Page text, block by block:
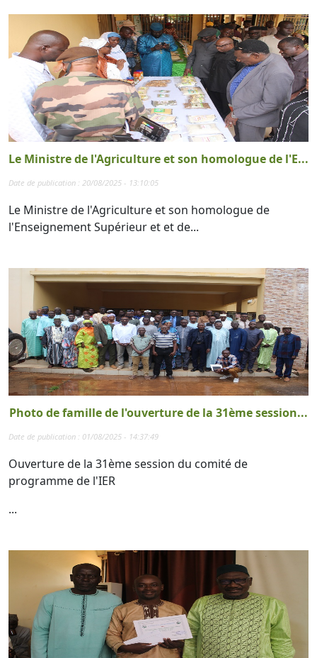
Le Ministre de l'Agriculture et son homologue de l'E...
Date de publication : 20/08/2025 - 13:10:05
Le Ministre de l'Agriculture et son homologue de
l'Enseignement Supérieur et et de...
Photo de famille de l'ouverture de la 31ème session...
Date de publication : 01/08/2025 - 14:37:49
Ouverture de la 31ème session du comité de
programme de l'IER
...